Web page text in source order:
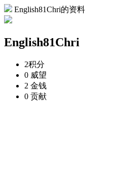
English81Chri的资料
English81Chri
2积分
0 威望
2 金钱
0 贡献